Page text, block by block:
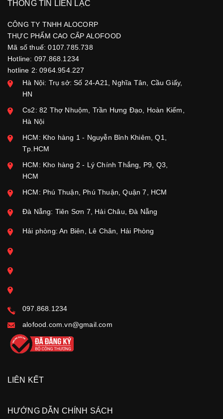
THÔNG TIN LIÊN LẠC
CÔNG TY TNHH ALOCORP
THỰC PHẨM CAO CẤP ALOFOOD
Mã số thuế: 0107.785.738
Hotline: 097.868.1234
hotline 2: 0964.954.227
Hà Nội: Trụ sở: Số 24-A21, Nghĩa Tân, Cầu Giấy,
HN
Cs2: 82 Thợ Nhuộm, Trần Hưng Đạo, Hoàn Kiếm,
Hà Nội
HCM: Kho hàng 1 - Nguyễn Bỉnh Khiêm, Q1,
Tp.HCM
HCM: Kho hàng 2 - Lý Chính Thắng, P9, Q3,
HCM
HCM: Phú Thuận, Phú Thuận, Quận 7, HCM
Đà Nẵng: Tiên Sơn 7, Hải Châu, Đà Nẵng
Hải phòng: An Biên, Lê Chân, Hải Phòng
097.868.1234
alofood.com.vn@gmail.com
LIÊN KẾT
HƯỚNG DẪN CHÍNH SÁCH